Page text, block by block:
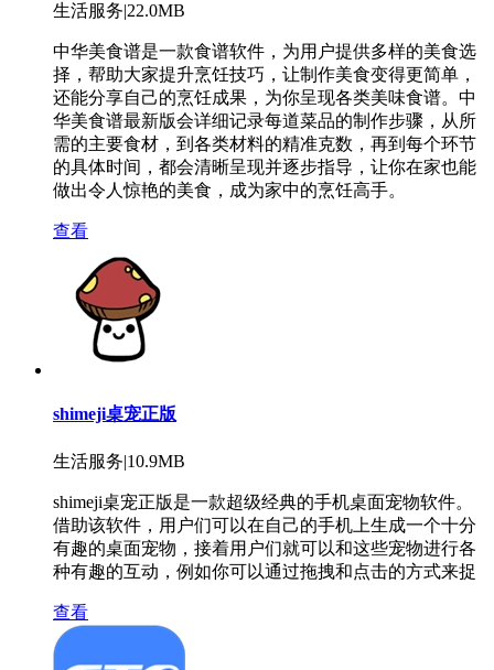
生活服务|22.0MB
中华美食谱是一款食谱软件，为用户提供多样的美食选
择，帮助大家提升烹饪技巧，让制作美食变得更简单，
还能分享自己的烹饪成果，为你呈现各类美味食谱。中
华美食谱最新版会详细记录每道菜品的制作步骤，从所
需的主要食材，到各类材料的精准克数，再到每个环节
的具体时间，都会清晰呈现并逐步指导，让你在家也能
做出令人惊艳的美食，成为家中的烹饪高手。
查看
shimeji桌宠正版
生活服务|10.9MB
shimeji桌宠正版是一款超级经典的手机桌面宠物软件。
借助该软件，用户们可以在自己的手机上生成一个十分
有趣的桌面宠物，接着用户们就可以和这些宠物进行各
种有趣的互动，例如你可以通过拖拽和点击的方式来捉
查看